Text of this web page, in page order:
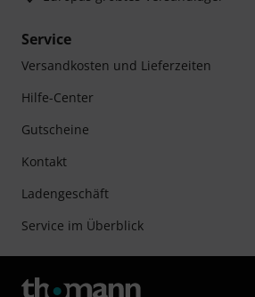
Service
Versandkosten und Lieferzeiten
Hilfe-Center
Gutscheine
Kontakt
Ladengeschäft
Service im Überblick